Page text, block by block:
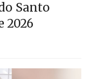
Santo
2026